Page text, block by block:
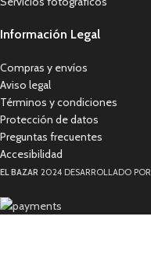
Información Legal
Compras y envíos
Aviso legal
Términos y condiciones
Protección de datos
Preguntas frecuentes
Accesibilidad
EL BAZAR 2024 DESARROLLADO POR